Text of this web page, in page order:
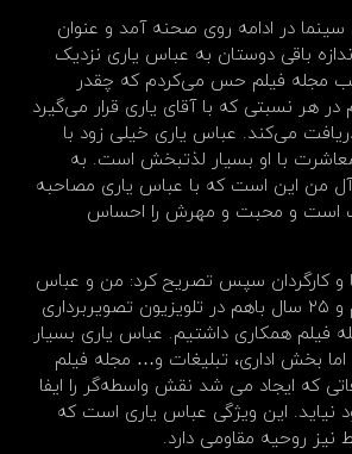
سینما در ادامه روی صحنه آمد و عنوان
باقی دوستان به عباس یاری نزدیک
مجله فیلم حس می‌کردم‌ که چقدر
هر نسبتی که با آقای یاری قرار می‌گیرد
می‌کند. عباس یاری خیلی زود با
با او‌ بسیار لذتبخش است. به
آل من این است که با عباس یاری مصاحبه
است و ‌محبت و ‌‌مهرش را احساس
و کارگردان سپس تصریح کرد: من و عباس
یاری هم‌دانشگاهی بودیم و ۲۵ سال باهم در تلویزیون تصویربرداری
در مجله فیلم‌ همکاری داشتیم‌. عباس یاری بسیار
بخش اداری، تبلیغات و… مجله فیلم
که ایجاد می شد نقش واسطه‌گر را ایفا
نیاید. این ویژگی عباس یاری است که
روحیه مقاومی دارد.